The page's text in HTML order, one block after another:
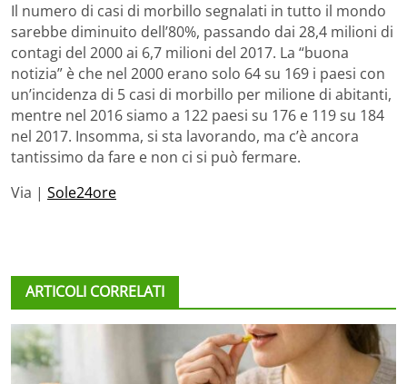
Il numero di casi di morbillo segnalati in tutto il mondo
sarebbe diminuito dell’80%, passando dai 28,4 milioni di
contagi del 2000 ai 6,7 milioni del 2017. La “buona
notizia” è che nel 2000 erano solo 64 su 169 i paesi con
un’incidenza di 5 casi di morbillo per milione di abitanti,
mentre nel 2016 siamo a 122 paesi su 176 e 119 su 184
nel 2017. Insomma, si sta lavorando, ma c’è ancora
tantissimo da fare e non ci si può fermare.
Via | Sole24ore
ARTICOLI CORRELATI